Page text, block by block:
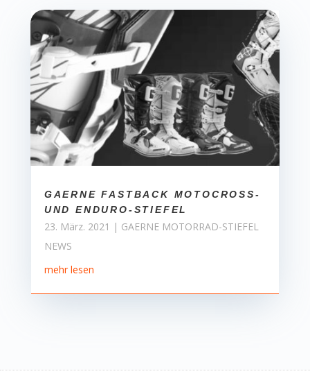
GAERNE FASTBACK MOTOCROSS-
UND ENDURO-STIEFEL
23. März. 2021 | GAERNE MOTORRAD-STIEFEL
NEWS
mehr lesen